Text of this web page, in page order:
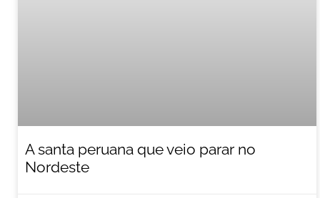
A santa peruana que veio parar no
Nordeste